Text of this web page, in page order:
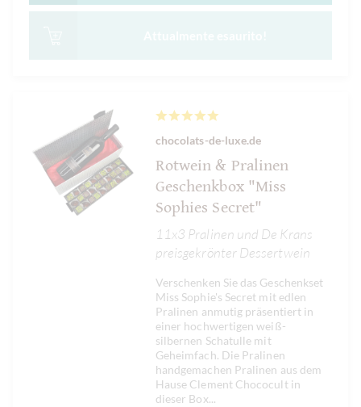
chocolats-de-luxe.de
Rotwein & Pralinen
Geschenkbox "Miss
Sophies Secret"
11x3 Pralinen und De Krans
preisgekrönter Dessertwein
Verschenken Sie das Geschenkset
Miss Sophie's Secret mit edlen
Pralinen anmutig präsentiert in
einer hochwertigen weiß-
silbernen Schatulle mit
Geheimfach. Die Pralinen
handgemachen Pralinen aus dem
Hause Clement Chococult in
dieser Box...